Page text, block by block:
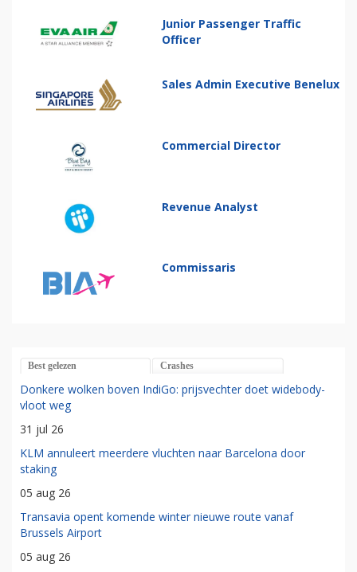
Junior Passenger Traffic
Officer
Sales Admin Executive Benelux
Commercial Director
Revenue Analyst
Commissaris
Best gelezen Crashes
Donkere wolken boven IndiGo: prijsvechter doet widebody-
vloot weg
31 jul 26
KLM annuleert meerdere vluchten naar Barcelona door
staking
05 aug 26
Transavia opent komende winter nieuwe route vanaf
Brussels Airport
05 aug 26